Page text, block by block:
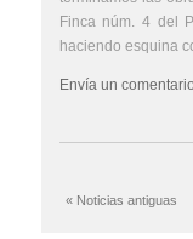
Finca núm. 4 del
haciendo esquina
Envía un comentario
« Noticias antiguas